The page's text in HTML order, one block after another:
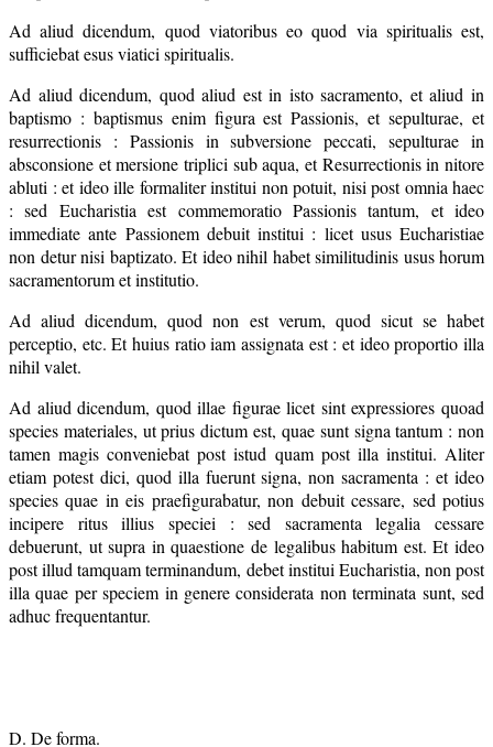
Ad aliud dicendum, quod viatoribus eo quod via spiritualis est,
sufficiebat esus viatici spiritualis.
Ad aliud dicendum, quod aliud est in isto sacramento, et aliud in
baptismo : baptismus enim figura est Passionis, et sepulturae, et
resurrectionis : Passionis in subversione peccati, sepulturae in
absconsione et mersione triplici sub aqua, et Resurrectionis in nitore
abluti : et ideo ille formaliter institui non potuit, nisi post omnia haec
: sed Eucharistia est commemoratio Passionis tantum, et ideo
immediate ante Passionem debuit institui : licet usus Eucharistiae
non detur nisi baptizato. Et ideo nihil habet similitudinis usus horum
sacramentorum et institutio.
Ad aliud dicendum, quod non est verum, quod sicut se habet
perceptio, etc. Et huius ratio iam assignata est : et ideo proportio illa
nihil valet.
Ad aliud dicendum, quod illae figurae licet sint expressiores quoad
species materiales, ut prius dictum est, quae sunt signa tantum : non
tamen magis conveniebat post istud quam post illa institui. Aliter
etiam potest dici, quod illa fuerunt signa, non sacramenta : et ideo
species quae in eis praefigurabatur, non debuit cessare, sed potius
incipere ritus illius speciei : sed sacramenta legalia cessare
debuerunt, ut supra in quaestione de legalibus habitum est. Et ideo
post illud tamquam terminandum, debet institui Eucharistia, non post
illa quae per speciem in genere considerata non terminata sunt, sed
adhuc frequentantur.
D. De forma.